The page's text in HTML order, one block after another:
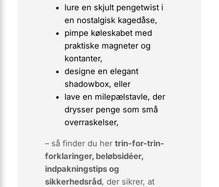
lure en skjult pengetwist i
en nostalgisk kagedåse,
pimpe køleskabet med
praktiske magneter og
kontanter,
designe en elegant
shadowbox, eller
lave en milepælstavle, der
drysser penge som små
overraskelser,
– så finder du her trin-for-trin-
forklaringer, beløbsidéer,
indpakningstips og
sikkerhedsråd, der sikrer, at